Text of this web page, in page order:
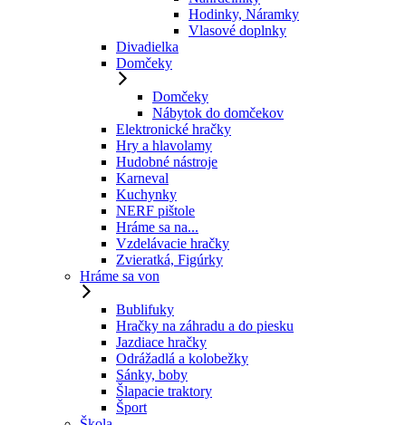
Hodinky, Náramky
Vlasové doplnky
Divadielka
Domčeky
Domčeky
Nábytok do domčekov
Elektronické hračky
Hry a hlavolamy
Hudobné nástroje
Karneval
Kuchynky
NERF pištole
Hráme sa na...
Vzdelávacie hračky
Zvieratká, Figúrky
Hráme sa von
Bublifuky
Hračky na záhradu a do piesku
Jazdiace hračky
Odrážadlá a kolobežky
Sánky, boby
Šlapacie traktory
Šport